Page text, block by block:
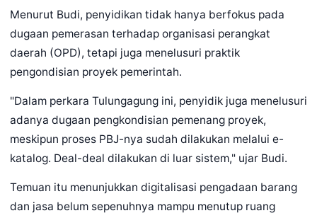
Menurut Budi, penyidikan tidak hanya berfokus pada
dugaan pemerasan terhadap organisasi perangkat
daerah (OPD), tetapi juga menelusuri praktik
pengondisian proyek pemerintah.
"Dalam perkara Tulungagung ini, penyidik juga menelusuri
adanya dugaan pengkondisian pemenang proyek,
meskipun proses PBJ-nya sudah dilakukan melalui e-
katalog. Deal-deal dilakukan di luar sistem," ujar Budi.
Temuan itu menunjukkan digitalisasi pengadaan barang
dan jasa belum sepenuhnya mampu menutup ruang